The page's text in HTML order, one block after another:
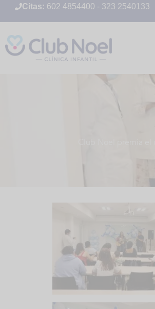
Citas: 602 4854400 - 323 2540133
Club Noel premia